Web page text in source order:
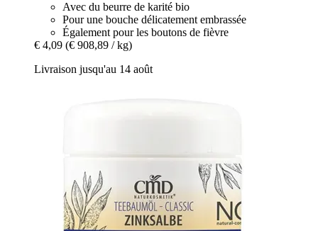
Avec du beurre de karité bio
Pour une bouche délicatement embrassée
Également pour les boutons de fièvre
€ 4,09 (€ 908,89 / kg)
Livraison jusqu'au 14 août